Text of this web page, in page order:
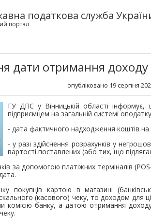
податкова служба
портал
дати отримання доходу
опубліковано 19 серпня
ГУ ДПС у Вінницькій області
підприємцем на загальній системі
- дата фактичного надходження коштів
- у разі здійснення розрахунків у
вартості поставлених (або тих, що
за допомогою платіжних терміналів
покупців картою в магазині
(касового) чеку, то доходом
комісію банку, а датою отримання